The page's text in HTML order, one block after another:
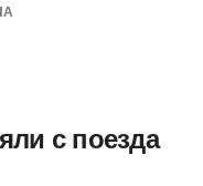
с поезда